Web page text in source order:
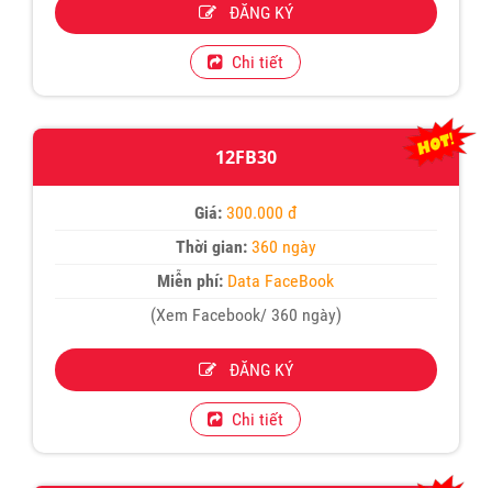
ĐĂNG KÝ
Chi tiết
12FB30
Giá:300.000 đ
Thời gian: 360 ngày
Miễn phí: Data FaceBook
(Xem Facebook/ 360 ngày)
ĐĂNG KÝ
Chi tiết